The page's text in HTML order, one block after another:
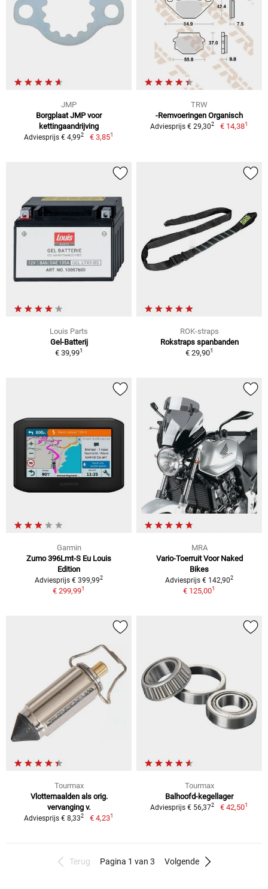
JMP
Borgplaat JMP voor
kettingaandrijving
Adviesprijs € 4,992 € 3,851
TRW
-Remvoeringen Organisch
Adviesprijs € 29,302 € 14,381
Louis Parts
Gel-Batterij
€ 39,991
ROK-straps
Rokstraps spanbanden
€ 29,901
Garmin
Zumo 396Lmt-S Eu Louis
Edition
Adviesprijs € 399,992
€ 299,991
MRA
Vario-Toerruit Voor Naked
Bikes
Adviesprijs € 142,902
€ 125,001
Tourmax
Vlotternaalden als orig.
vervanging v.
Adviesprijs € 8,332 € 4,231
Tourmax
Balhoofd-kegellager
Adviesprijs € 56,372 € 42,501
Terug Pagina 1 van 3 Volgende